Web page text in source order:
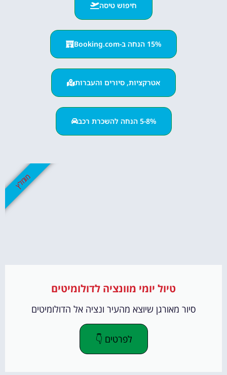
חיפוש טיסה
15% הנחה ב-Booking.com
אטרקציות, סיורים והעברות
5-8% הנחה להשכרת רכב
טיול יומי מוונציה לדולומיטים
סיור מאורגן שיוצא מהעיר ונציה אל הדולומיטים
לפרטים 👇
מומלץ